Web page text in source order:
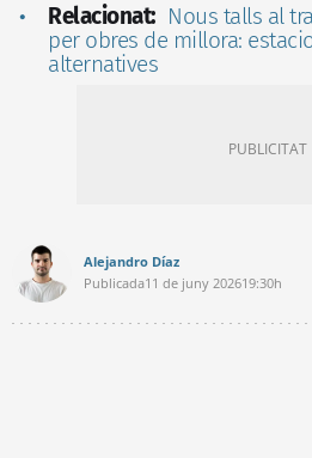
Relacionat: Nous talls al
per obres de millora:
alternatives
Alejandro Díaz
Publicada11 de juny 202619:30h